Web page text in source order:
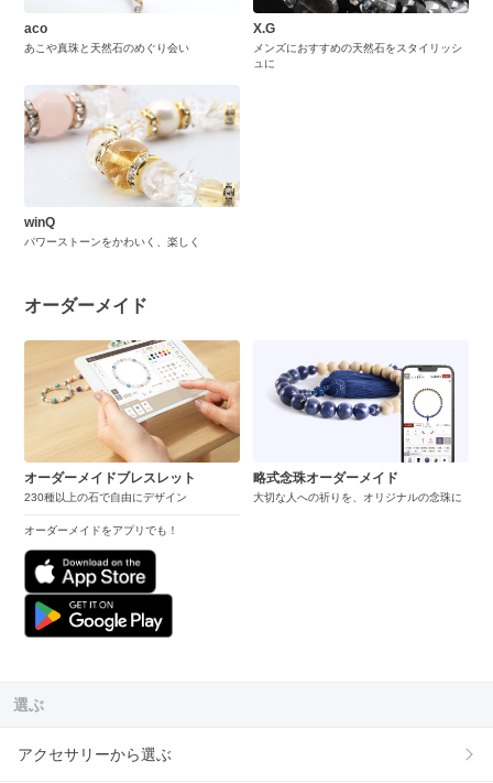
aco
あこや真珠と天然石のめぐり会い
X.G
メンズにおすすめの天然石をスタイリッシ
ュに
winQ
パワーストーンをかわいく、楽しく
オーダーメイド
オーダーメイドブレスレット
230種以上の石で自由にデザイン
オーダーメイドをアプリでも！
略式念珠オーダーメイド
大切な人への祈りを、オリジナルの念珠に
選ぶ
アクセサリーから選ぶ